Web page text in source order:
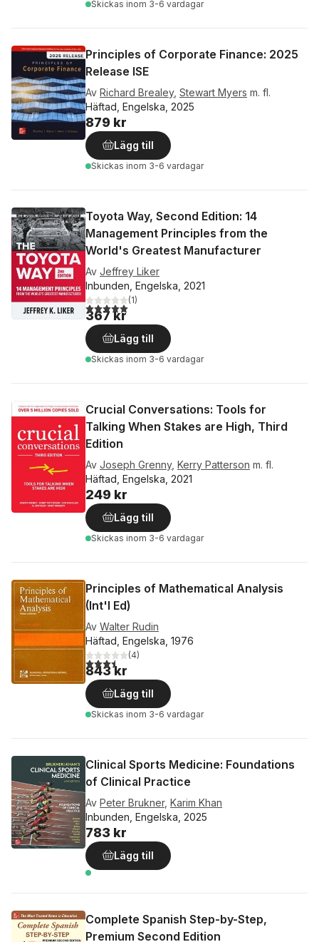
Skickas inom 3-6 vardagar
Principles of Corporate Finance: 2025
Release ISE
Av Richard Brealey, Stewart Myers m. fl.
Häftad, Engelska, 2025
879 kr
Lägg till
Skickas inom 3-6 vardagar
Toyota Way, Second Edition: 14
Management Principles from the
World's Greatest Manufacturer
Av Jeffrey Liker
Inbunden, Engelska, 2021
5,0utav 5 stjärnor. Totalt antal röster:
(1)
367 kr
Lägg till
Skickas inom 3-6 vardagar
Crucial Conversations: Tools for
Talking When Stakes are High, Third
Edition
Av Joseph Grenny, Kerry Patterson m. fl.
Häftad, Engelska, 2021
249 kr
Lägg till
Skickas inom 3-6 vardagar
Principles of Mathematical Analysis
(Int'l Ed)
Av Walter Rudin
Häftad, Engelska, 1976
3,5utav 5 stjärnor. Totalt antal röster:
(4)
843 kr
Lägg till
Skickas inom 3-6 vardagar
Clinical Sports Medicine: Foundations
of Clinical Practice
Av Peter Brukner, Karim Khan
Inbunden, Engelska, 2025
783 kr
Lägg till
Complete Spanish Step-by-Step,
Premium Second Edition